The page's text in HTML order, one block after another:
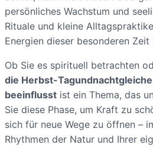
persönliches Wachstum und
Rituale und kleine
Energien dieser besonderen Zeit
Ob Sie es spirituell betrachten
die Herbst-
beeinflusst ist ein Thema, das
Sie diese Phase, um Kraft zu
sich für neue Wege zu öffnen –
Rhythmen der Natur und Ihrer